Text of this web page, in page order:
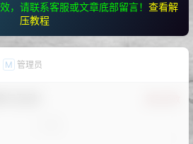
，请联系客服或文章底部留言！ 查看解
压教程
M 管理员